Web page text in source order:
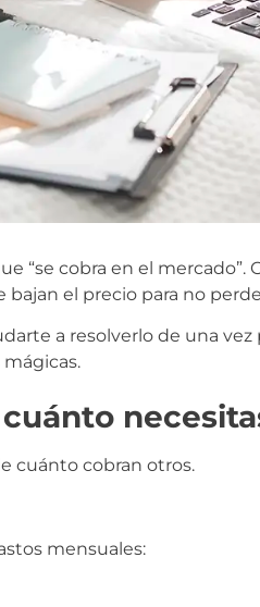
“se cobra en el mercado”.
el precio para no
a resolverlo de una
cuánto
cuánto cobran otros.
mensuales: